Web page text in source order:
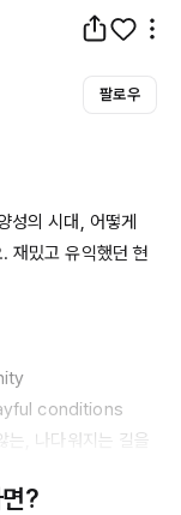
팔로우
성의 시대, 어떻게
재밌고 유익했던 현
conditions
는, 나다워지는 길을
환경에서 시작된
?